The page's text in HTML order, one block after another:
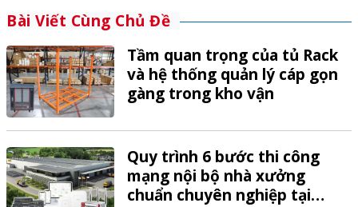
Bài Viết Cùng Chủ Đề
Tầm quan trọng của tủ Rack
và hệ thống quản lý cáp gọn
gàng trong kho vận
Quy trình 6 bước thi công
mạng nội bộ nhà xưởng
chuẩn chuyên nghiệp tại